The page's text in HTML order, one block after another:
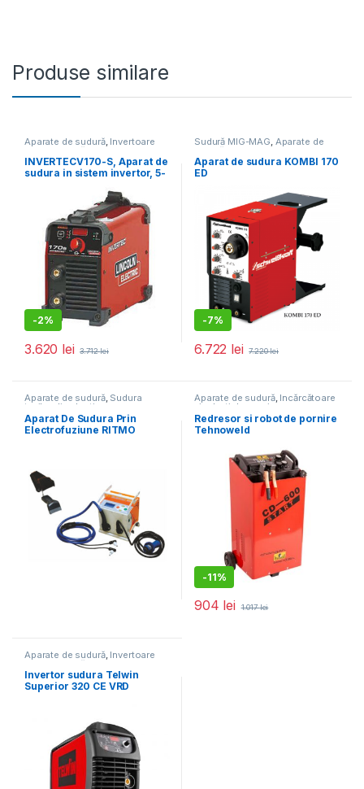
Produse similare
Aparate de sudură, Invertoare
pentru sudură MMA
INVERTECV170-S, Aparat de
sudura in sistem invertor, 5-
4MM (fara accesorii)
-2%
3.620 lei 3.712lei
Sudură MIG-MAG, Aparate de
sudură
Aparat de sudura KOMBI 170
ED
-7%
6.722 lei 7.220lei
Aparate de sudură, Sudura
țevilor din plastic
Aparat De Sudura Prin
Electrofuziune RITMO
Aparate de sudură, Încărcătoare
și roboți de pornire
Redresor si robot de pornire
Tehnoweld
tensiune incarcare 12/24 V,
capacitate baterii Pb 20-
1000 Ah
-11%
904 lei 1.017lei
Aparate de sudură, Invertoare
pentru sudură MMA
Invertor sudura Telwin
Superior 320 CE VRD